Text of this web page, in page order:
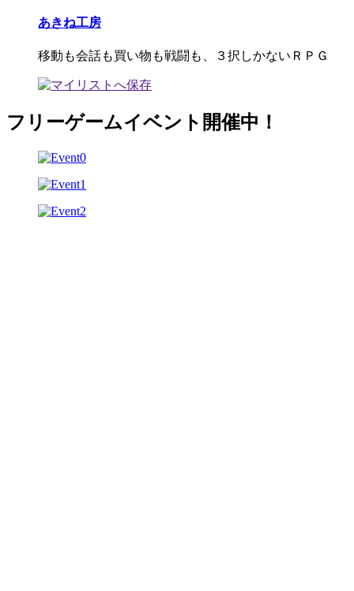
あきね工房
移動も会話も買い物も戦闘も、３択しかないＲＰＧ
フリーゲームイベント開催中！